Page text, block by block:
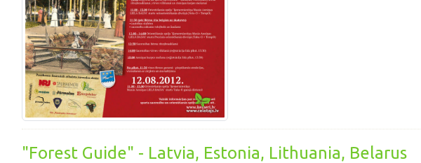
"Forest Guide" - Latvia, Estonia, Lithuania, Belarus